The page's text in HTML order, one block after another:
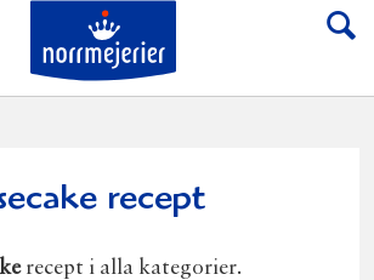
Till Norrmejerier
recept
recept i alla kategorier.